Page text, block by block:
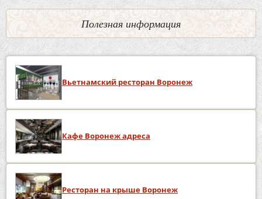
Полезная информация
Вьетнамский ресторан Воронеж
Кафе Воронеж адреса
Ресторан на крыше Воронеж